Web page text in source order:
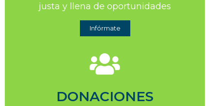
justa y llena de oportunidades
Infórmate
DONACIONES